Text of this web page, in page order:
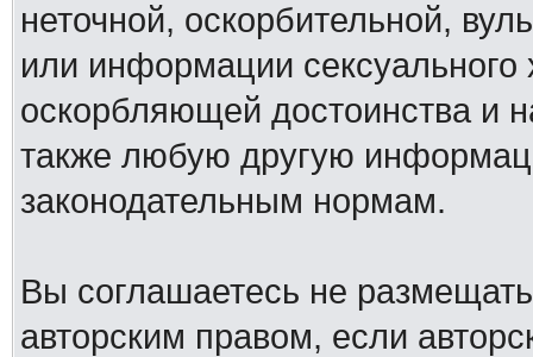
неточной, оскорбительной,
или информации
оскорбляющей достоинства и
также любую другую
законодательным нормам.
Вы соглашаетесь не
авторским правом, если